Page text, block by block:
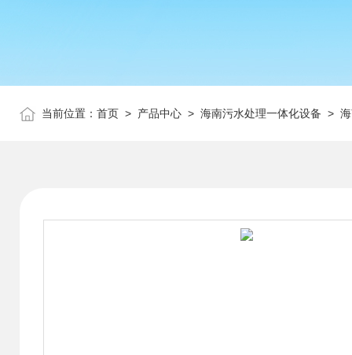
当前位置： 首页 > 产品中心 > 海南污水处理一体化设备 >